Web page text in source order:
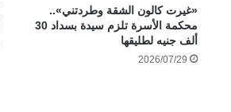
«غيرت كالون الشقة وطردتني»..
محكمة الأسرة تلزم سيدة بسداد 30
ألف جنيه لطليقها
2026/07/29